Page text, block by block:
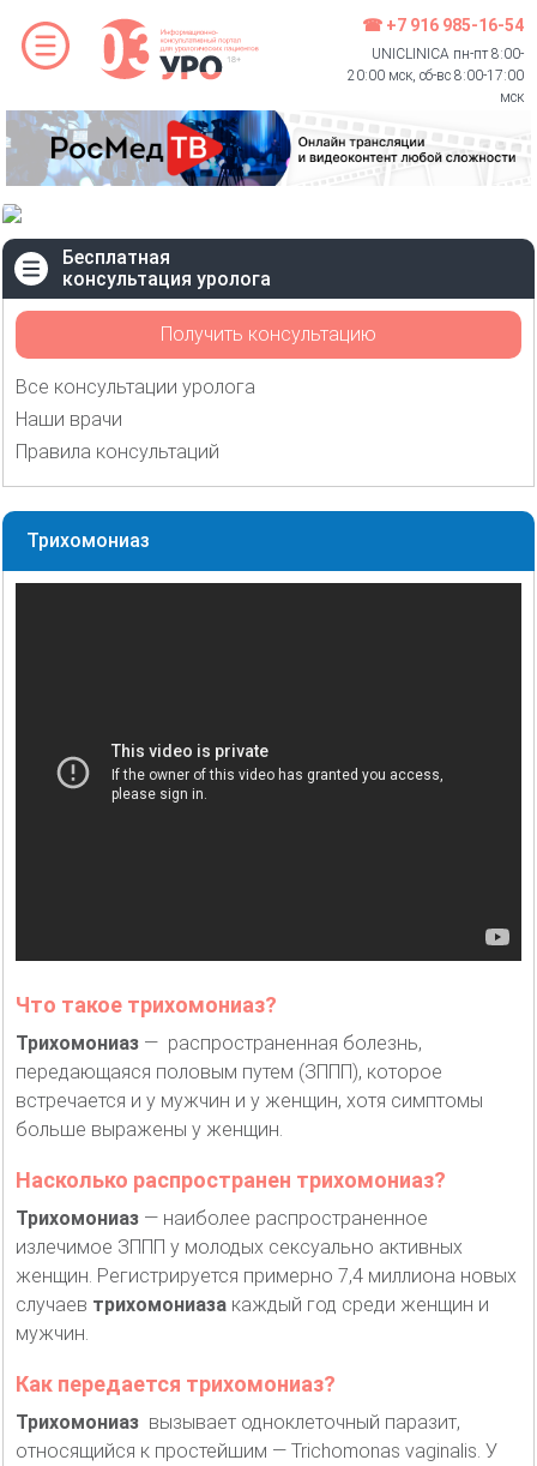
☎ +7 916 985-16-54
UNICLINICA пн-пт 8:00-
20:00 мск, сб-вс 8:00-17:00
мск
Бесплатная
консультация уролога
Получить консультацию
Все консультации уролога
Наши врачи
Правила консультаций
Трихомониаз
Что такое трихомониаз?
Трихомониаз — распространенная болезнь,
передающаяся половым путем (ЗППП), которое
встречается и у мужчин и у женщин, хотя симптомы
больше выражены у женщин.
Насколько распространен трихомониаз?
Трихомониаз — наиболее распространенное
излечимое ЗППП у молодых сексуально активных
женщин. Регистрируется примерно 7,4 миллиона новых
случаев трихомониаза каждый год среди женщин и
мужчин.
Как передается трихомониаз?
Трихомониаз вызывает одноклеточный паразит,
относящийся к простейшим — Trichomonas vaginalis. У